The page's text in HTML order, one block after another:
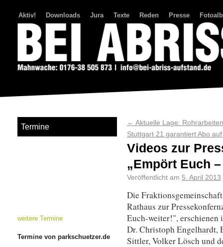
Aktiv! Downloads Jura Texte Reden Presse
← Aktuelle Lage:
Stuttgart 21 garantiert Abo
Videos zur
„Empört Euch
Veröffentlicht am 5. April 2013
Die
Rathaus zur
Euch-weiter!", erschienen
Dr. Christoph Engelhardt,
Sittler, Volker Lösch und
Termine
weitere Termine
Termine von parkschuetzer.de